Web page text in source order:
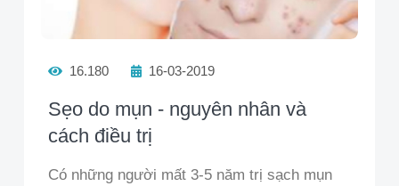
16.180 16-03-2019
Sẹo do mụn - nguyên nhân và
cách điều trị
Có những người mất 3-5 năm trị sạch mụn